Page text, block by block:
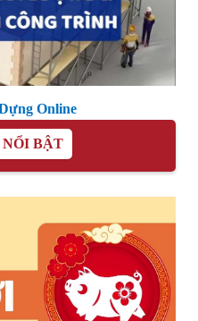
Online
BẬT